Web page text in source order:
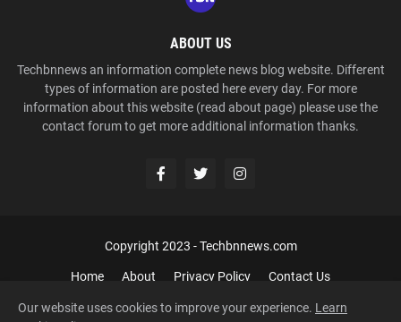
ABOUT US
Techbnnews an information complete news blog website. Different
types of information are posted here every day. For more
information about this website (read about page) please use the
contact forum to get more additional information thanks.
Copyright 2023 -Techbnnews.com
Home About Privacy Policy Contact Us
Our website uses cookies to improve your experience. Learn